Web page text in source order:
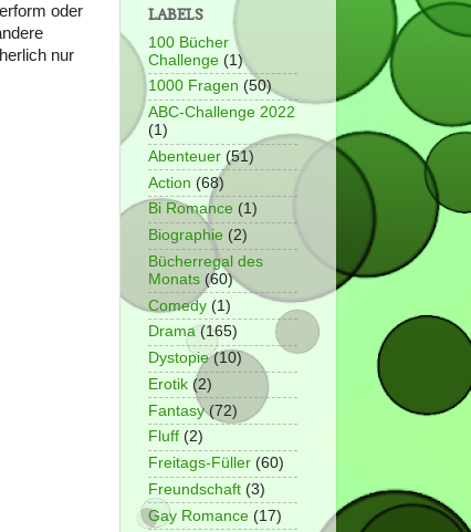
oder
nur
LABELS
100 Bücher
Challenge (1)
1000 Fragen (50)
ABC-Challenge 2022
(1)
Abenteuer (51)
Action (68)
Bi Romance (1)
Biographie (2)
Bücherregal des
Monats (60)
Comedy (1)
Drama (165)
Dystopie (10)
Erotik (2)
Fantasy (72)
Fluff (2)
Freitags-Füller (60)
Freundschaft (3)
Gay Romance (17)